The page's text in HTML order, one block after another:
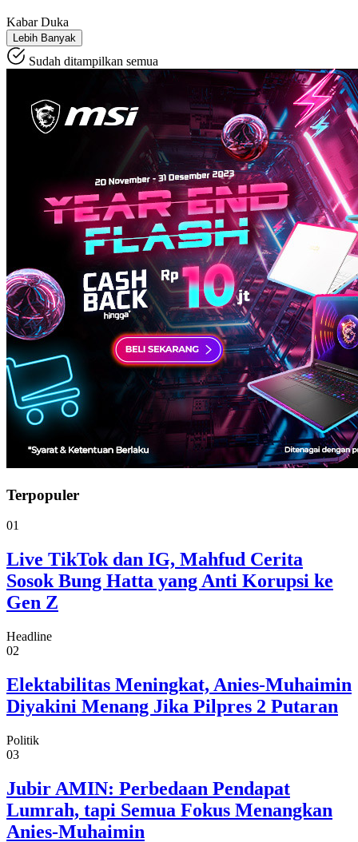
Kabar Duka
Lebih Banyak
Sudah ditampilkan semua
Terpopuler
01
Live TikTok dan IG, Mahfud Cerita
Sosok Bung Hatta yang Anti Korupsi ke
Gen Z
Headline
02
Elektabilitas Meningkat, Anies-Muhaimin
Diyakini Menang Jika Pilpres 2 Putaran
Politik
03
Jubir AMIN: Perbedaan Pendapat
Lumrah, tapi Semua Fokus Menangkan
Anies-Muhaimin